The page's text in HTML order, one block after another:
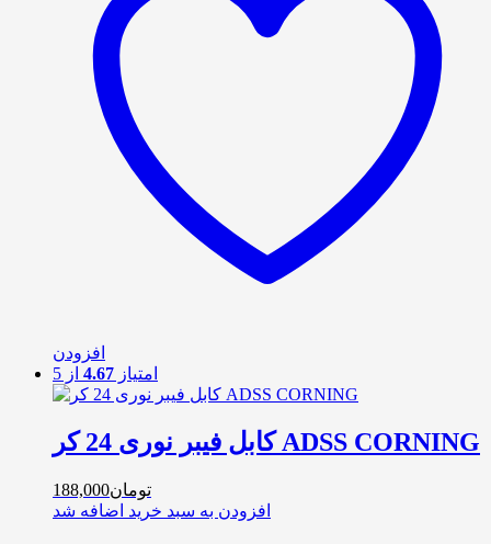
افزودن
امتیاز 4.67 از 5
کابل فیبر نوری 24 کر ADSS CORNING
تومان188,000
افزودن به سبد خرید اضافه شد